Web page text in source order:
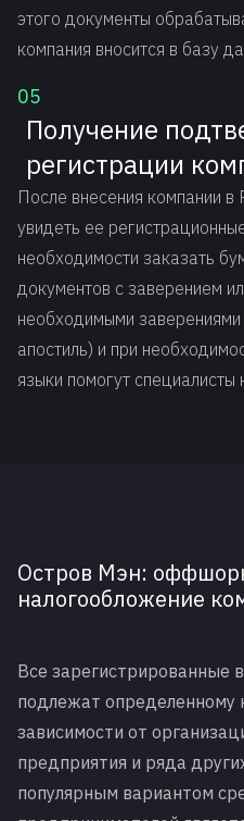
этого документы
компания вносится в базу
05
Получение
регистрации
После внесения компании
увидеть ее
необходимости заказать
документов с заверением
необходимыми
апостиль) и при
языки помогут специалисты
Остров Мэн:
налогообложение
Все
подлежат определенному
зависимости от
предприятия и ряда
популярным вариантом